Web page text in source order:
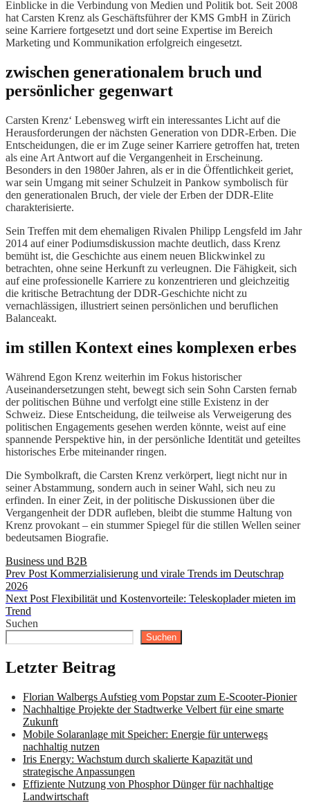
Einblicke in die Verbindung von Medien und Politik bot. Seit 2008
hat Carsten Krenz als Geschäftsführer der KMS GmbH in Zürich
seine Karriere fortgesetzt und dort seine Expertise im Bereich
Marketing und Kommunikation erfolgreich eingesetzt.
zwischen generationalem bruch und
persönlicher gegenwart
Carsten Krenz‘ Lebensweg wirft ein interessantes Licht auf die
Herausforderungen der nächsten Generation von DDR-Erben. Die
Entscheidungen, die er im Zuge seiner Karriere getroffen hat, treten
als eine Art Antwort auf die Vergangenheit in Erscheinung.
Besonders in den 1980er Jahren, als er in die Öffentlichkeit geriet,
war sein Umgang mit seiner Schulzeit in Pankow symbolisch für
den generationalen Bruch, der viele der Erben der DDR-Elite
charakterisierte.
Sein Treffen mit dem ehemaligen Rivalen Philipp Lengsfeld im Jahr
2014 auf einer Podiumsdiskussion machte deutlich, dass Krenz
bemüht ist, die Geschichte aus einem neuen Blickwinkel zu
betrachten, ohne seine Herkunft zu verleugnen. Die Fähigkeit, sich
auf eine professionelle Karriere zu konzentrieren und gleichzeitig
die kritische Betrachtung der DDR-Geschichte nicht zu
vernachlässigen, illustriert seinen persönlichen und beruflichen
Balanceakt.
im stillen Kontext eines komplexen erbes
Während Egon Krenz weiterhin im Fokus historischer
Auseinandersetzungen steht, bewegt sich sein Sohn Carsten fernab
der politischen Bühne und verfolgt eine stille Existenz in der
Schweiz. Diese Entscheidung, die teilweise als Verweigerung des
politischen Engagements gesehen werden könnte, weist auf eine
spannende Perspektive hin, in der persönliche Identität und geteiltes
historisches Erbe miteinander ringen.
Die Symbolkraft, die Carsten Krenz verkörpert, liegt nicht nur in
seiner Abstammung, sondern auch in seiner Wahl, sich neu zu
erfinden. In einer Zeit, in der politische Diskussionen über die
Vergangenheit der DDR aufleben, bleibt die stumme Haltung von
Krenz provokant – ein stummer Spiegel für die stillen Wellen seiner
bedeutsamen Biografie.
Categories
Business und B2B
Beitragsnavigation
Previous
Post
Prev Post Kommerzialisierung und virale Trends im Deutschrap
2026
Next
Post
Next Post Flexibilität und Kostenvorteile: Teleskoplader mieten im
Trend
Suchen
Suchen
Letzter Beitrag
Florian Walbergs Aufstieg vom Popstar zum E-Scooter-Pionier
Nachhaltige Projekte der Stadtwerke Velbert für eine smarte
Zukunft
Mobile Solaranlage mit Speicher: Energie für unterwegs
nachhaltig nutzen
Iris Energy: Wachstum durch skalierte Kapazität und
strategische Anpassungen
Effiziente Nutzung von Phosphor Dünger für nachhaltige
Landwirtschaft